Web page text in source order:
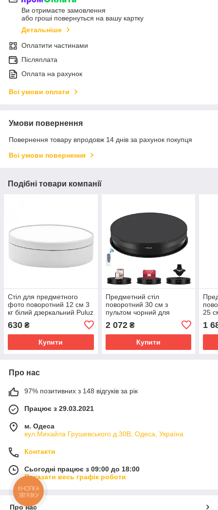
Ви отримаєте замовлення
або гроші повернуться на вашу картку
Детальніше
Оплатити частинами
Післяплата
Оплата на рахунок
Всі умови оплати
Умови повернення
Повернення товару впродовж 14 днів за рахунок покупця
Всі умови повернення
Подібні товари компанії
Стіл для предметного
фото поворотний 12 см 3
кг білий дзеркальний Puluz
630 ₴
Купити
Предметний стіл
поворотний 30 см з
пультом чорний для
PU3131B
2 072₴
Купити
25
1
Про нас
97% позитивних з 148 відгуків за рік
Працює з 29.03.2021
м. Одеса
вул.Михайла Грушевського д.30В, Одеса, Україна
Контакти
Сьогодні працює з 09:00 до 18:00
Показати весь графік роботи
Про нас
КНОПКА
ЗВ'ЯЗКУ